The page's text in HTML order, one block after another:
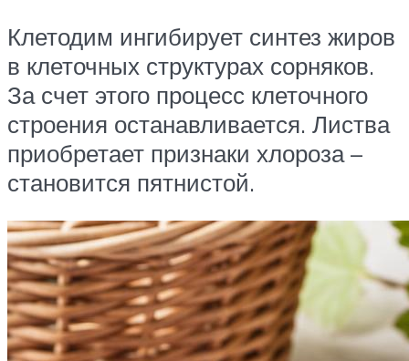
Клетодим ингибирует синтез жиров
в клеточных структурах сорняков.
За счет этого процесс клеточного
строения останавливается. Листва
приобретает признаки хлороза –
становится пятнистой.